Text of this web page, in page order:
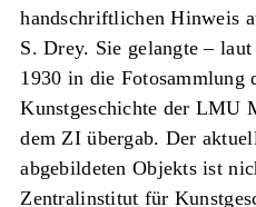
handschriftlichen Hinweis
S. Drey. Sie gelangte –
1930 in die Fotosammlung
Kunstgeschichte der LMU
dem ZI übergab. Der
abgebildeten Objekts ist
Zentralinstitut für